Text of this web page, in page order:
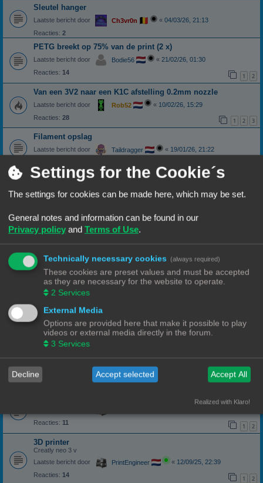
Sleutel hanger
Laatste bericht door Ch3vr0n « 04/03/26, 21:13
Reacties: 2
PETG breekt op 75% van de print (2 x)
Laatste bericht door Bodie56 « 21/02/26, 01:30
Reacties: 14 1 2
Van een 3V2 naar een K1C afstelling 0.2mm nozzle
Laatste bericht door Rob52 « 10/02/26, 15:29
Reacties: 28 1 2 3
Filament opslag
Laatste bericht door Taildragger « 19/01/26, 21:22
Cura of Anycubic slicer next
Misj
Van ender 3 V2 overgestapt op een A1
Laatste bericht door Burrel
1 2
Printer aansluiten op laptop
Laatste bericht door Wim62 «10/12/25, 11:25
Reacties:17
Hulp met een ender 3 pro
Laatste bericht door Zappa
04/12/25, 13:19
Reacties:10
Ik kan de instellingen niet opslaan.
3DWim «
Reacties:
Reacties: 11 1 2
3D printer
Creatly neo 3 v
Laatste bericht door
PrintEngineer « 12/09/25, 22:39
Reacties: 14 1 2
Settings for the Cookie´s
The settings for cookies can be made here, which may be set.
General notes and information can be found in our
Privacy policy and Terms of Use.
Technically necessary cookies (always required)
These cookies are preset values and must be accepted
as they are necessary for the website to operate.
2 Services
External Media
Options are provided here that make it possible to play
videos or external media directly in the forum.
3 Services
Decline Accept selected Accept All
Realized with Klaro!